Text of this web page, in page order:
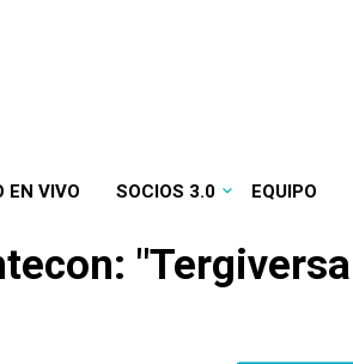
EN VIVO SOCIOS 3.0 EQUIPO
"Tergiversa